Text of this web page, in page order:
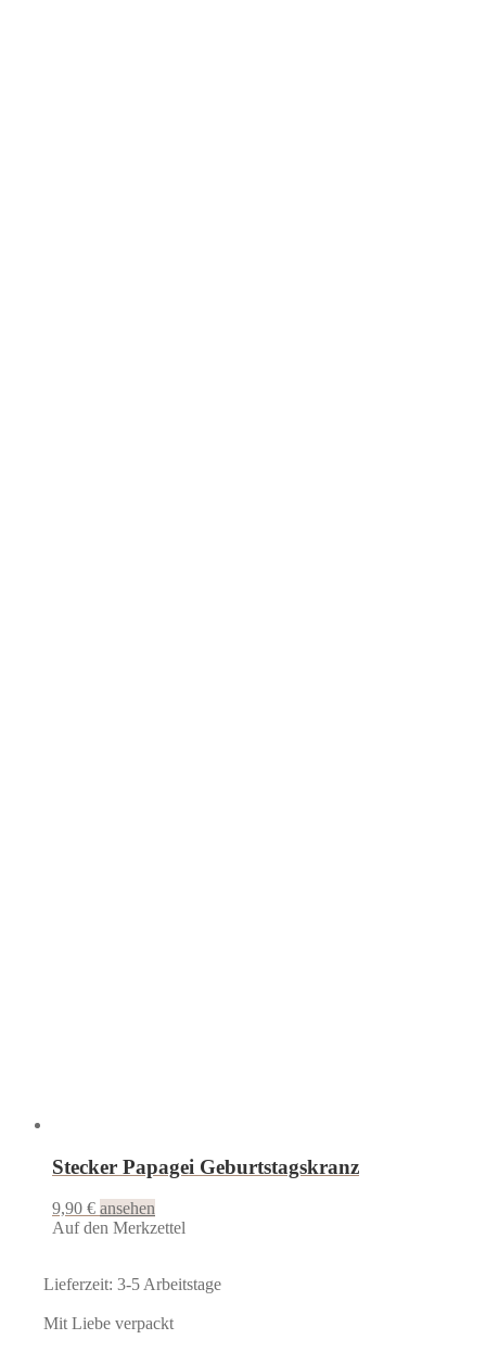
Stecker Papagei Geburtstagskranz
9,90 € ansehen
Auf den Merkzettel
Lieferzeit: 3-5 Arbeitstage
Mit Liebe verpackt